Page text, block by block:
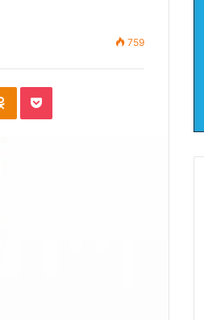
759
Odnoklassniki
Pocket